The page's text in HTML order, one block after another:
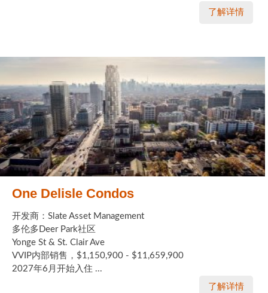
了解详情
One Delisle Condos
开发商：Slate Asset Management
多伦多Deer Park社区
Yonge St & St. Clair Ave
VVIP内部销售，$1,150,900 - $11,659,900
2027年6月开始入住 ...
了解详情